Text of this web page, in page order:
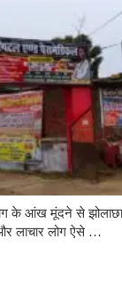
के आंख मूंदने से
और लाचार लोग ऐसे …